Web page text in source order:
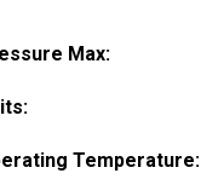
Max:
Temperature: